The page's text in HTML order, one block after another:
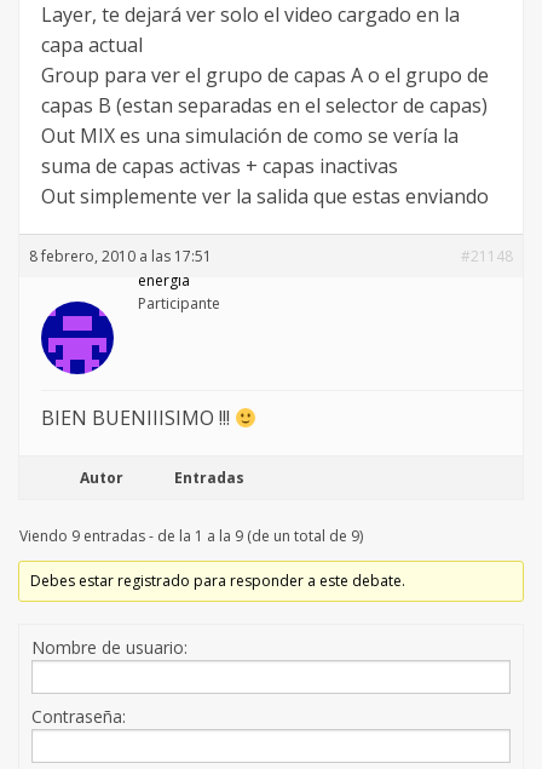
Layer, te dejará ver solo el video cargado en la
capa actual
Group para ver el grupo de capas A o el grupo de
capas B (estan separadas en el selector de capas)
Out MIX es una simulación de como se vería la
suma de capas activas + capas inactivas
Out simplemente ver la salida que estas enviando
8 febrero, 2010 a las 17:51
#21148
energia
Participante
BIEN BUENIIISIMO !!!
Autor Entradas
Viendo 9 entradas - de la 1 a la 9 (de un total de 9)
Debes estar registrado para responder a este debate.
Nombre de usuario:
Contraseña: